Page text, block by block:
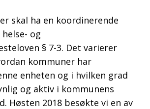
skal ha en koordinerende
og
§ 7-3. Det varierer
kommuner har
enheten og i hvilken grad
og aktiv i kommunens
Høsten 2018 besøkte vi en av